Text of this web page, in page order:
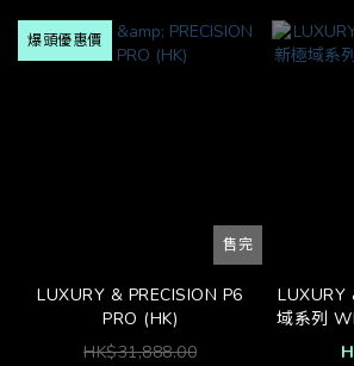
爆頭優惠價
售完
LUXURY & PRECISION P6
PRO (HK)
HK$31,888.00
LUXURY
域系列